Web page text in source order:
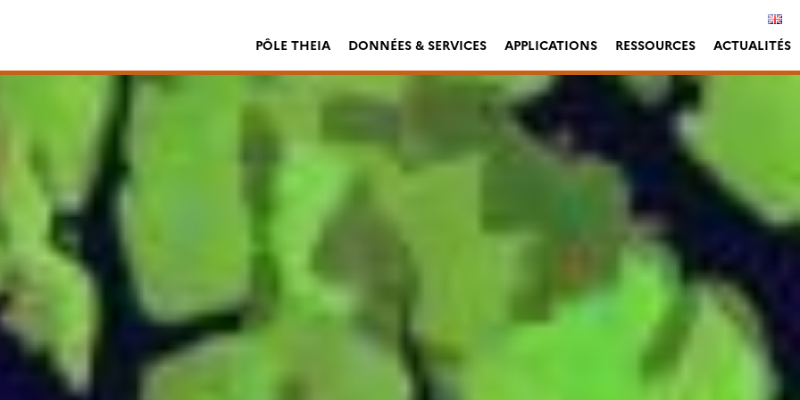
PÔLE THEIA DONNÉES & SERVICES APPLICATIONS RESSOURCES ACTUALITÉS